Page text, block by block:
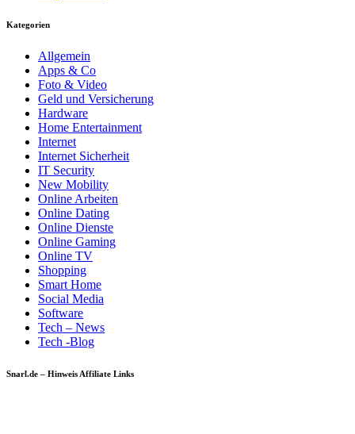
Kategorien
Allgemein
Apps & Co
Foto & Video
Geld und Versicherung
Hardware
Home Entertainment
Internet
Internet Sicherheit
IT Security
New Mobility
Online Arbeiten
Online Dating
Online Dienste
Online Gaming
Online TV
Shopping
Smart Home
Social Media
Software
Tech – News
Tech -Blog
Snarl.de – Hinweis Affiliate Links